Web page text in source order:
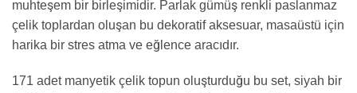
muhteşem bir birleşimidir. Parlak gümüş renkli paslanmaz
çelik toplardan oluşan bu dekoratif aksesuar, masaüstü için
harika bir stres atma ve eğlence aracıdır.
171 adet manyetik çelik topun oluşturduğu bu set, siyah bir